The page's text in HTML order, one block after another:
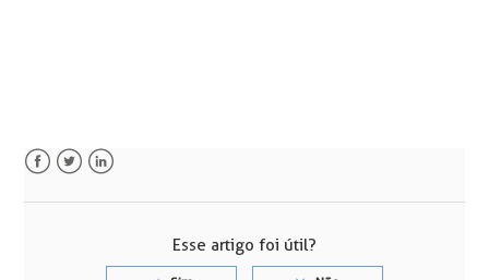
Esse artigo foi útil?